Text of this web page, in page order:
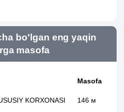
bo'lgan eng yaqin
masofa
Masofa
KORXONASI 146 м